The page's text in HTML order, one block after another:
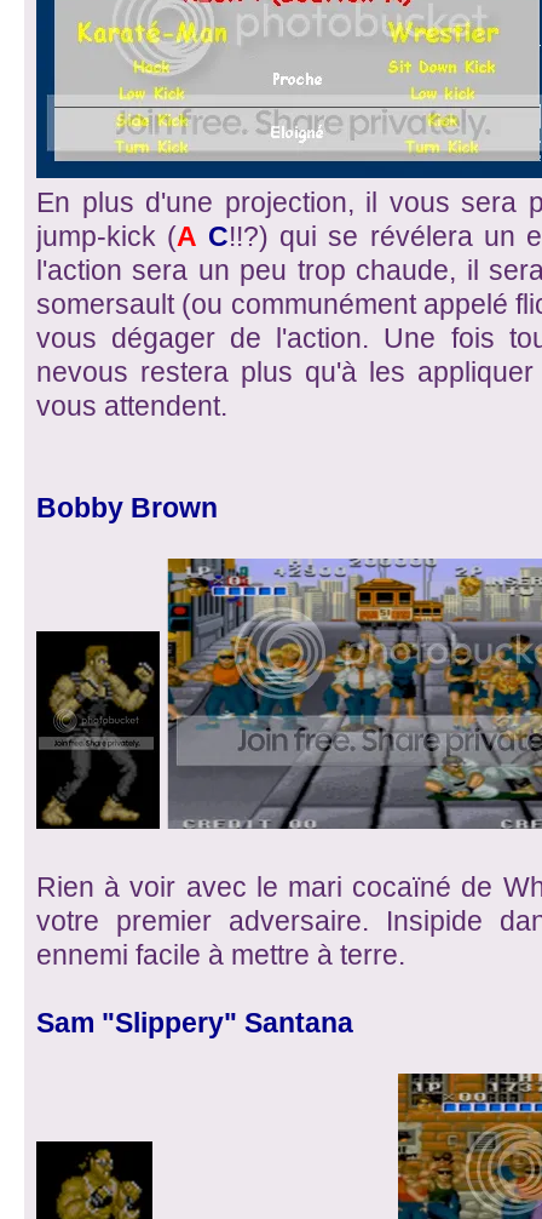
En plus d'une projection, il vous sera
jump-kick (A C!!?) qui se révélera un
l'action sera un peu trop chaude, il
somersault (ou communément appelé
vous dégager de l'action. Une fois
nevous restera plus qu'à les
vous attendent.
Bobby Brown
Rien à voir avec le mari cocaïné de
votre premier adversaire. Insipide
ennemi facile à mettre à terre.
Sam "Slippery" Santana